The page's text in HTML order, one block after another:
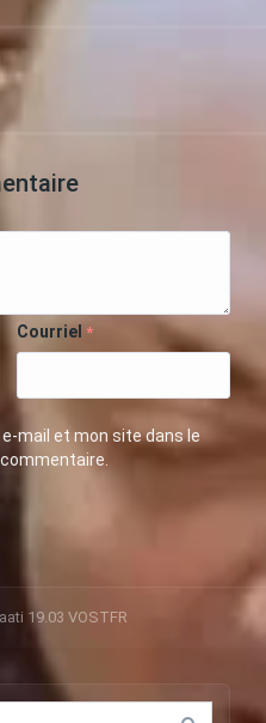
Courriel *
mail et mon site dans le
19.03 VOSTFR